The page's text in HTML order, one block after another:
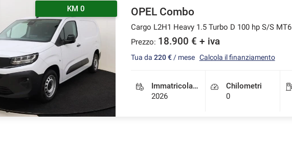
KM 0 OPEL Combo
Cargo L2H1 Heavy 1.5 Turbo D 100 hp S/S MT6
Prezzo: 18.900 € + iva
Tua da 220 €/ mese Calcola il finanziamento
Immatricolazione
2026
Chilometri
0